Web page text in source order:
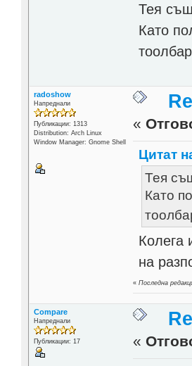
Тея
Като
radoshow
Напреднали
Публикации: 1313
Distribution: Arch Linux
Window Manager: Gnome Shell
«
Цитат
Тея
Като
Колега
на
«Последна
Compare
Напреднали
Публикации: 17 «